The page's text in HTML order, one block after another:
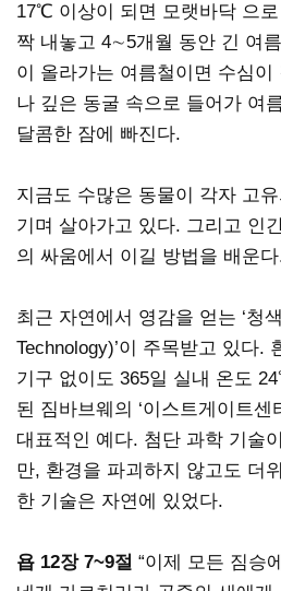
17℃ 이상이 되면 모랫바닥 으
짝 내놓고 4∼5개월 동안 긴 여
이 올라가는 여름철이면 수심이
나 깊은 동굴 속으로 들어가 여
달콤한 잠에 빠진다.
지금도 수많은 동물이 각자 고
기며 살아가고 있다. 그리고 인
의 싸움에서 이길 방법을 배운
최근 자연에서 영감을 얻는 ‘청
Technology)’이 주목받고 있다.
기구 없이도 365일 실내 온도
된 짐바브웨의 ‘이스트게이트센
대표적인 예다. 첨단 과학 기술
만, 환경을 파괴하지 않고도 더
한 기술은 자연에 있었다.
욥 12장 7~9절 “이제 모든 짐승